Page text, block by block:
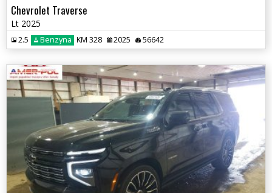
Chevrolet Traverse
Lt 2025
2.5 Benzyna KM 328 2025 56642